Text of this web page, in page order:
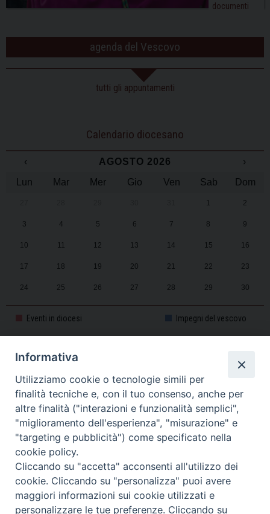
documenti
agenda del Vescovo
tutti gli appuntamenti
Calendario diocesano
‹ AGOSTO 2026
›
Lun
Mar Mer Gio Ven Sab Dom
1 2
3 4 5 6 7 8 9
10 11 12 13 14 15 16
17 18 19 20 21 22 23
24 25 26 27 28 29 30
31 1 2 3 4 5 6
Eventi in diocesi Impegni del vescovo
CALENDARIO PASTORALE 2025-2026
Informativa
Utilizziamo cookie o tecnologie simili per
finalità tecniche e, con il tuo consenso, anche per
altre finalità ("interazioni e funzionalità semplici",
"miglioramento dell'esperienza", "misurazione" e
"targeting e pubblicità") come specificato nella
cookie policy.
Cliccando su "accetta" acconsenti all'utilizzo dei
cookie. Cliccando su "personalizza" puoi avere
maggiori informazioni sui cookie utilizzati e
personalizzare le tue preferenze. Cliccando su